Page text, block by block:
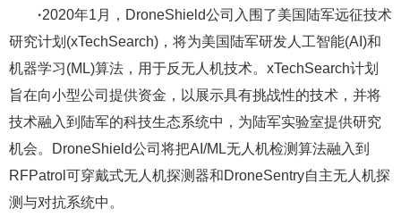
·2020年1月，DroneShield公司入围了美国陆军远征技术
研究计划(xTechSearch)，将为美国陆军研发人工智能(AI)和
机器学习(ML)算法，用于反无人机技术。xTechSearch计划
旨在向小型公司提供资金，以展示具有挑战性的技术，并将
技术融入到陆军的科技生态系统中，为陆军实验室提供研究
机会。DroneShield公司将把AI/ML无人机检测算法融入到
RFPatrol可穿戴式无人机探测器和DroneSentry自主无人机探
测与对抗系统中。